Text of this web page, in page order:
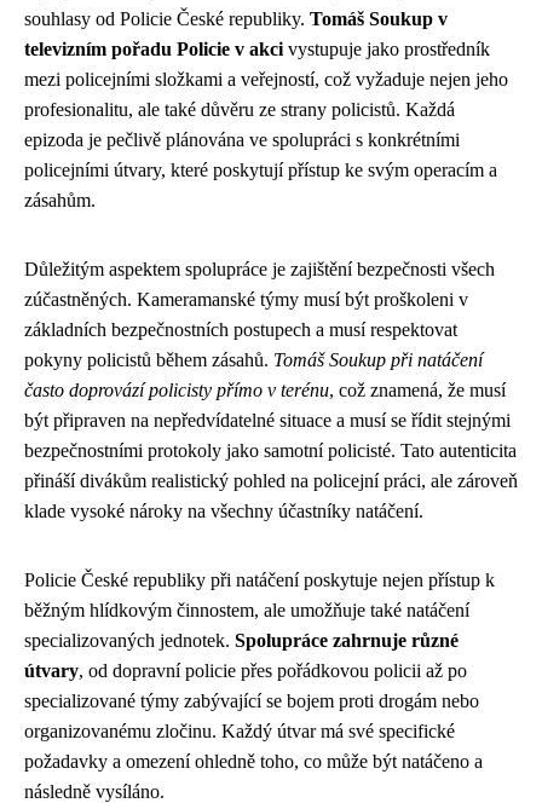
souhlasy od Policie České republiky. Tomáš Soukup v
televizním pořadu Policie v akci vystupuje jako prostředník
mezi policejními složkami a veřejností, což vyžaduje nejen jeho
profesionalitu, ale také důvěru ze strany policistů. Každá
epizoda je pečlivě plánována ve spolupráci s konkrétními
policejními útvary, které poskytují přístup ke svým operacím a
zásahům.
Důležitým aspektem spolupráce je zajištění bezpečnosti všech
zúčastněných. Kameramanské týmy musí být proškoleni v
základních bezpečnostních postupech a musí respektovat
pokyny policistů během zásahů. Tomáš Soukup při natáčení
často doprovází policisty přímo v terénu, což znamená, že musí
být připraven na nepředvídatelné situace a musí se řídit stejnými
bezpečnostními protokoly jako samotní policisté. Tato autenticita
přináší divákům realistický pohled na policejní práci, ale zároveň
klade vysoké nároky na všechny účastníky natáčení.
Policie České republiky při natáčení poskytuje nejen přístup k
běžným hlídkovým činnostem, ale umožňuje také natáčení
specializovaných jednotek. Spolupráce zahrnuje různé
útvary, od dopravní policie přes pořádkovou policii až po
specializované týmy zabývající se bojem proti drogám nebo
organizovanému zločinu. Každý útvar má své specifické
požadavky a omezení ohledně toho, co může být natáčeno a
následně vysíláno.